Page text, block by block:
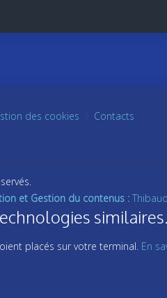
des cookies Contacts
et Gestion du contenus :
similaires.
placés sur votre terminal. En